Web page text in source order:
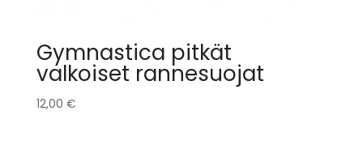
Gymnastica pitkät
valkoiset rannesuojat
12,00 €